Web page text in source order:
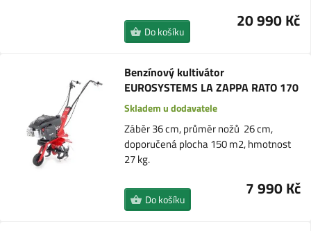
20 990 Kč
Do košíku
Benzínový kultivátor
EUROSYSTEMS LA ZAPPA RATO 170
Skladem u dodavatele
Záběr 36 cm, průměr nožů 26 cm,
doporučená plocha 150 m2, hmotnost
27 kg.
7 990 Kč
Do košíku